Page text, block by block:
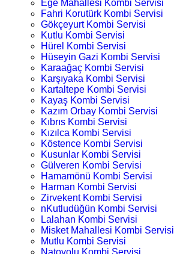
Ege Mahallesi Kombi Servisi
Fahri Korutürk Kombi Servisi
Gökçeyurt Kombi Servisi
Kutlu Kombi Servisi
Hürel Kombi Servisi
Hüseyin Gazi Kombi Servisi
Karaağaç Kombi Servisi
Karşıyaka Kombi Servisi
Kartaltepe Kombi Servisi
Kayaş Kombi Servisi
Kazım Orbay Kombi Servisi
Kıbrıs Kombi Servisi
Kızılca Kombi Servisi
Köstence Kombi Servisi
Kusunlar Kombi Servisi
Gülveren Kombi Servisi
Hamamönü Kombi Servisi
Harman Kombi Servisi
Zirvekent Kombi Servisi
nKutludüğün Kombi Servisi
Lalahan Kombi Servisi
Misket Mahallesi Kombi Servisi
Mutlu Kombi Servisi
Natoyolu Kombi Servisi